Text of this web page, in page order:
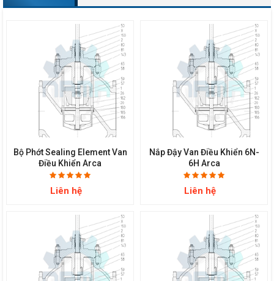
Bộ Phớt Sealing Element Van
Điều Khiển Arca
Liên hệ
Nắp Đậy Van Điều Khiển 6N-
6H Arca
Liên hệ